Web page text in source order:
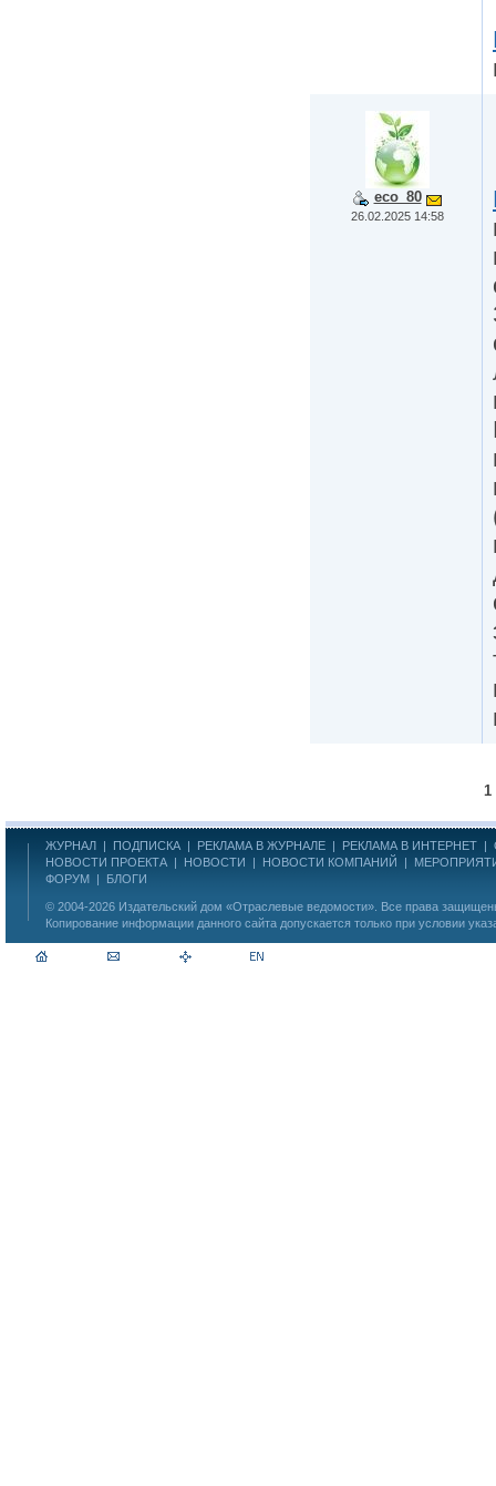
eco_80
26.02.2025 14:58
1
ЖУРНАЛ | ПОДПИСКА | РЕКЛАМА В ЖУРНАЛЕ | РЕКЛАМА В ИНТЕРНЕТ |
НОВОСТИ ПРОЕКТА | НОВОСТИ | НОВОСТИ КОМПАНИЙ |
ФОРУМ | БЛОГИ
© 2004-2026 Издательский дом «Отраслевые ведомости» . Все права
Копирование информации данного сайта допускается только при условии